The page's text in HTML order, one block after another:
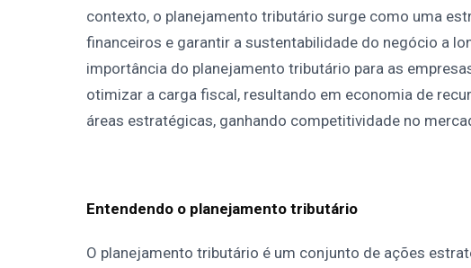
contexto, o planejamento tributário surge como uma
financeiros e garantir a sustentabilidade do negócio a
importância do planejamento tributário para as
otimizar a carga fiscal, resultando em economia de
áreas estratégicas, ganhando competitividade no
Entendendo o planejamento tributário
O planejamento tributário é um conjunto de ações